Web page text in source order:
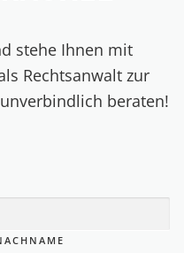
stehe Ihnen mit
Rechtsanwalt zur
beraten!